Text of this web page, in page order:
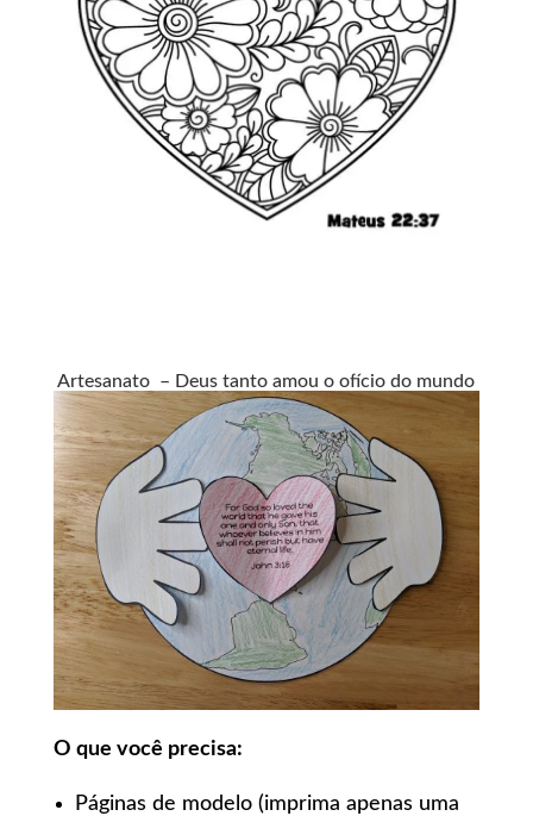
Artesanato – Deus tanto amou o ofício do mundo
O que você precisa:
Páginas de modelo (imprima apenas uma